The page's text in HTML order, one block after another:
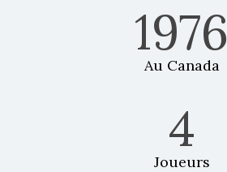
1976
Au Canada
4
Joueurs